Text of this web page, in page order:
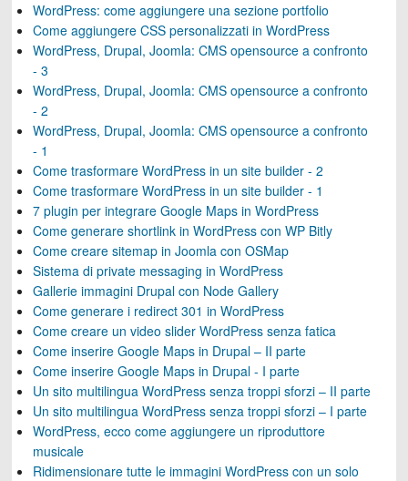
WordPress: come aggiungere una sezione portfolio
Come aggiungere CSS personalizzati in WordPress
WordPress, Drupal, Joomla: CMS opensource a confronto
- 3
WordPress, Drupal, Joomla: CMS opensource a confronto
- 2
WordPress, Drupal, Joomla: CMS opensource a confronto
- 1
Come trasformare WordPress in un site builder - 2
Come trasformare WordPress in un site builder - 1
7 plugin per integrare Google Maps in WordPress
Come generare shortlink in WordPress con WP Bitly
Come creare sitemap in Joomla con OSMap
Sistema di private messaging in WordPress
Gallerie immagini Drupal con Node Gallery
Come generare i redirect 301 in WordPress
Come creare un video slider WordPress senza fatica
Come inserire Google Maps in Drupal – II parte
Come inserire Google Maps in Drupal - I parte
Un sito multilingua WordPress senza troppi sforzi – II parte
Un sito multilingua WordPress senza troppi sforzi – I parte
WordPress, ecco come aggiungere un riproduttore
musicale
Ridimensionare tutte le immagini WordPress con un solo